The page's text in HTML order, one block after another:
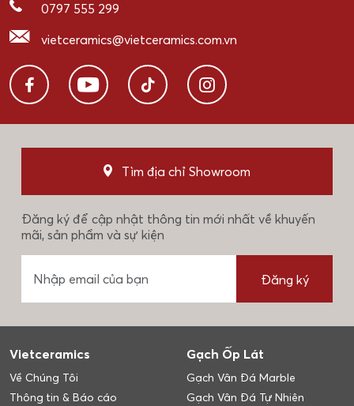
0797 555 299
vietceramics@vietceramics.com.vn
Tìm địa chỉ Showroom
Đăng ký để cập nhật thông tin mới nhất về khuyến
mãi, sản phẩm và sự kiện
Đăng ký
Vietceramics
Về Chúng Tôi
Thông tin & Báo cáo
Gạch Ốp Lát
Gạch Vân Đá Marble
Gạch Vân Đá Tự Nhiên